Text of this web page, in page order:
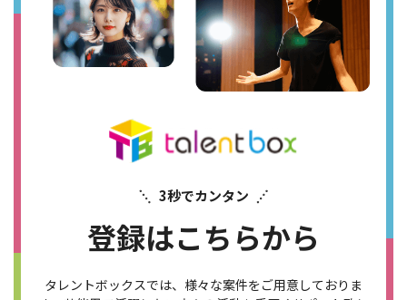
3秒でカンタン
登録はこちらから
タレントボックスでは、様々な案件をご用意しておりま